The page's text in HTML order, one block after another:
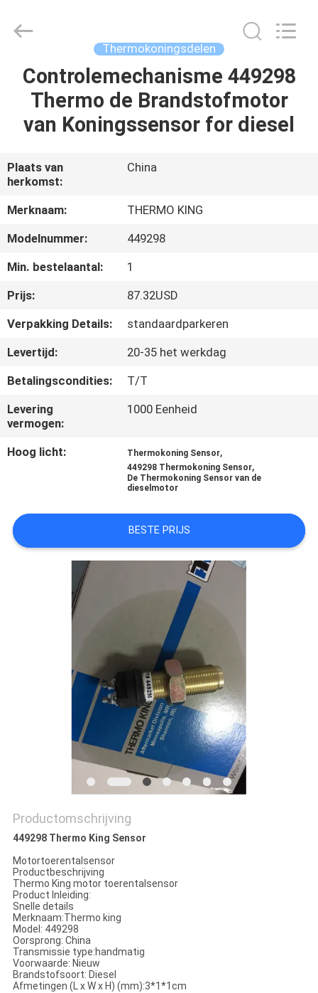
THUIS
PRODUCTEN
OVER
ONS
FABRIEKSTOCHT
NEEM
CONTACT
MET
ONS
OP
GEVALLEN
SITEMAP
PRIVACYBELEID
LIMITED.
Reserved.
Thermokoningsdelen
Controlemechanisme 449298
Thermo de Brandstofmotor
van Koningssensor for diesel
Plaats van
herkomst:
China
Merknaam:
THERMO KING
Modelnummer:
449298
Min. bestelaantal:
1
Prijs:
87.32USD
Verpakking Details:
standaardparkeren
Levertijd:
20-35 het werkdag
Betalingscondities:
T/T
Levering
vermogen:
1000 Eenheid
Hoog licht: Thermokoning Sensor,
449298 Thermokoning Sensor,
De Thermokoning Sensor van de
dieselmotor
BESTE PRIJS
Productomschrijving
449298 Thermo King Sensor
Motortoerentalsensor
Productbeschrijving
Thermo King motor toerentalsensor
Product Inleiding:
Snelle details
Merknaam:Thermo king
Model: 449298
Oorsprong: China
Transmissie type:handmatig
Voorwaarde: Nieuw
Brandstofsoort: Diesel
Afmetingen (L x W x H) (mm):3*1*1cm